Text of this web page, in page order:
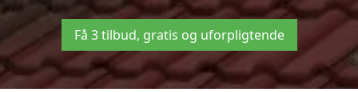
Få 3 tilbud, gratis og uforpligtende